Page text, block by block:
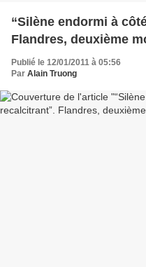
“Silène endormi à
Flandres, deuxième
Publié le 12/01/2011 à 05:56
Par Alain Truong